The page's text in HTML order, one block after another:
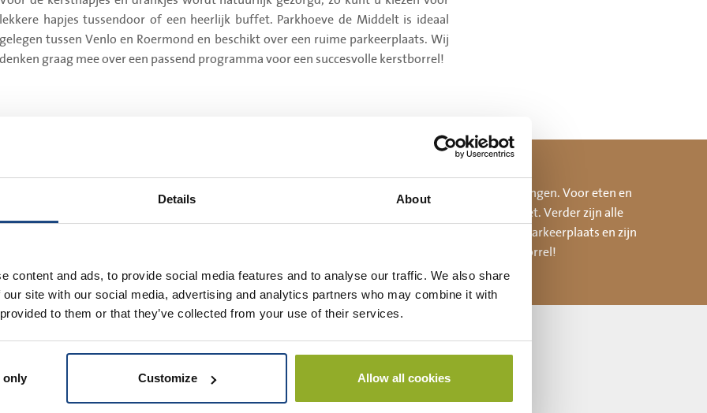
Details About
content and ads, to provide social media features and to analyse our traffic. We also share
site with our social media, advertising and analytics partners who may combine it with
to them or that they’ve collected from your use of their services.
only Customize Allow all cookies
lunch
lekkere hapjes tussendoor of een heerlijk buffet. Parkhoeve de Middelt is ideaal
gelegen tussen Venlo en Roermond en beschikt over een ruime parkeerplaats. Wij
denken graag mee over een passend programma voor een succesvolle kerstborrel!
in kerstsfeer zijn, waar we zowel grote gezelschappen als ook kleine groepen kunnen ontvangen. Voor eten en
Ontvang de gasten met een glaasje Glühwein, lekkere hapjes tussendoor of een heerlijk buffet. Verder zijn alle
kerstpakketten voor de collega's worden uitgereikt. Tot slot beschikt de hoeve over een ruime parkeerplaats en zijn
Roermond. Wij denken graag met u mee over een passend programma voor jullie ideale kerstborrel!
in Noord-Limburg voor een kerstborrel